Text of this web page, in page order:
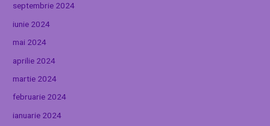
septembrie 2024
iunie 2024
mai 2024
aprilie 2024
martie 2024
februarie 2024
ianuarie 2024